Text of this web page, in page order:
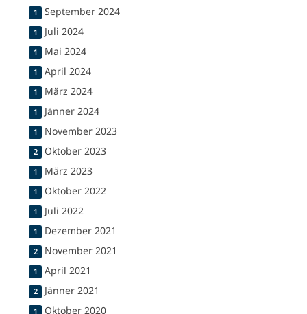
1 September 2024
1 Juli 2024
1 Mai 2024
1 April 2024
1 März 2024
1 Jänner 2024
1 November 2023
2 Oktober 2023
1 März 2023
1 Oktober 2022
1 Juli 2022
1 Dezember 2021
2 November 2021
1 April 2021
2 Jänner 2021
1 Oktober 2020